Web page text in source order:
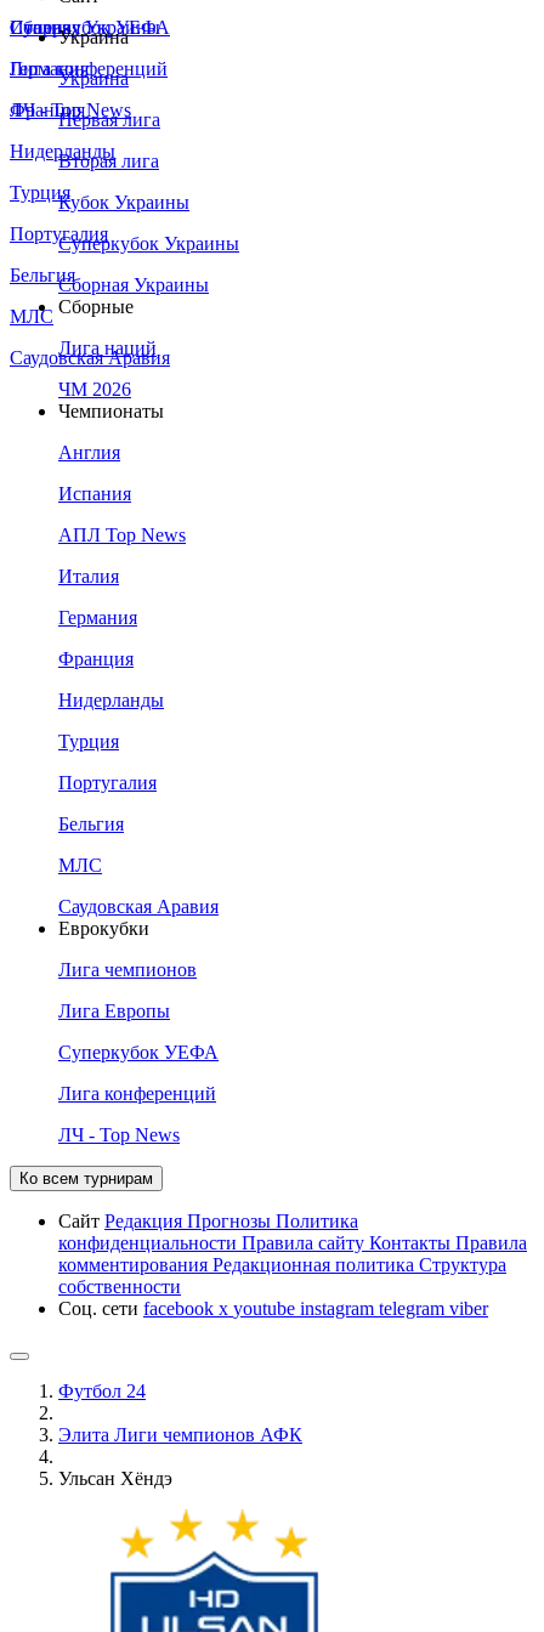
Сборная Украины
Италия
Германия
Франция
Нидерланды
Турция
Португалия
Бельгия
МЛС
Саудовская Аравия
Суперкубок УЕФА
Лига конференций
ЛЧ - Top News
Украина
Украина
Первая лига
Вторая лига
Кубок Украины
Суперкубок Украины
Сборная Украины
Сборные
Лига наций
ЧМ 2026
Чемпионаты
Англия
Испания
АПЛ Top News
Италия
Германия
Франция
Нидерланды
Турция
Португалия
Бельгия
МЛС
Саудовская Аравия
Еврокубки
Лига чемпионов
Лига Европы
Суперкубок УЕФА
Лига конференций
ЛЧ - Top News
Ко всем турнирам
Сайт Редакция Прогнозы Политика
конфиденциальности Правила сайту Контакты Правила
комментирования Редакционная политика Структура
собственности
Соц. сети facebook x youtube instagram telegram viber
Футбол 24
Элита Лиги чемпионов АФК
Ульсан Хёндэ